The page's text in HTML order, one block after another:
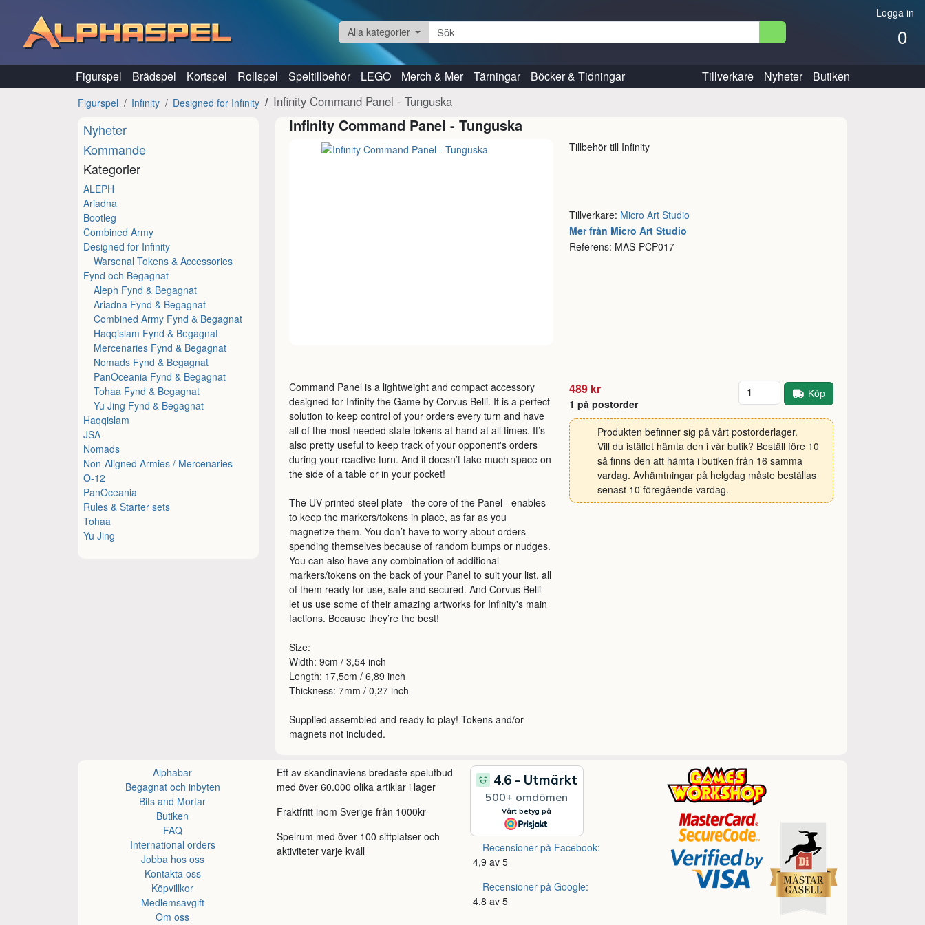
Logga in
0
Alla kategorier
Figurspel Brädspel Kortspel Rollspel Speltillbehör LEGO Merch & Mer Tärningar Böcker & Tidningar Tillverkare Nyheter Butiken
Figurspel Infinity Designed for Infinity Infinity Command Panel - Tunguska
Nyheter
Kommande
Kategorier
ALEPH
Ariadna
Bootleg
Combined Army
Designed for Infinity
Warsenal Tokens & Accessories
Fynd och Begagnat
Aleph Fynd & Begagnat
Ariadna Fynd & Begagnat
Combined Army Fynd & Begagnat
Haqqislam Fynd & Begagnat
Mercenaries Fynd & Begagnat
Nomads Fynd & Begagnat
PanOceania Fynd & Begagnat
Tohaa Fynd & Begagnat
Yu Jing Fynd & Begagnat
Haqqislam
JSA
Nomads
Non-Aligned Armies / Mercenaries
O-12
PanOceania
Rules & Starter sets
Tohaa
Yu Jing
Infinity Command Panel - Tunguska
Tillbehör till Infinity
Tillverkare: Micro Art Studio
Mer från Micro Art Studio
Referens: MAS-PCP017
Command Panel is a lightweight and compact accessory
designed for Infinity the Game by Corvus Belli. It is a perfect
solution to keep control of your orders every turn and have
all of the most needed state tokens at hand at all times. It’s
also pretty useful to keep track of your opponent's orders
during your reactive turn. And it doesn’t take much space on
the side of a table or in your pocket!
The UV-printed steel plate - the core of the Panel - enables
to keep the markers/tokens in place, as far as you
magnetize them. You don’t have to worry about orders
spending themselves because of random bumps or nudges.
You can also have any combination of additional
markers/tokens on the back of your Panel to suit your list, all
of them ready for use, safe and secured. And Corvus Belli
let us use some of their amazing artworks for Infinity's main
factions. Because they’re the best!
Size:
Width: 9cm / 3,54 inch
Length: 17,5cm / 6,89 inch
Thickness: 7mm / 0,27 inch
Supplied assembled and ready to play! Tokens and/or
magnets not included.
489 kr
1 på postorder
Antal Köp
Produkten befinner sig på vårt postorderlager.
Vill du istället hämta den i vår butik? Beställ före 10
så finns den att hämta i butiken från 16 samma
vardag. Avhämtningar på helgdag måste beställas
senast 10 föregående vardag.
Alphabar
Begagnat och inbyten
Bits and Mortar
Butiken
FAQ
International orders
Jobba hos oss
Kontakta oss
Köpvillkor
Medlemsavgift
Om oss
Ett av skandinaviens bredaste spelutbud
med över 60.000 olika artiklar i lager
Fraktfritt inom Sverige från 1000kr
Spelrum med över 100 sittplatser och
aktiviteter varje kväll
Recensioner på Facebook:
4,9 av 5
Recensioner på Google:
4,8 av 5